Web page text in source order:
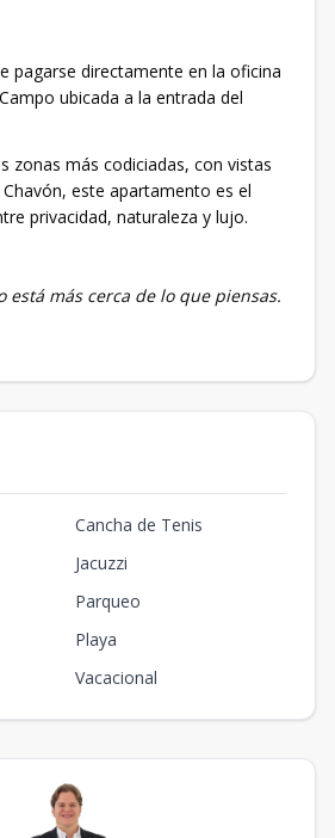
pagarse directamente en la oficina
ubicada a la entrada del
zonas más codiciadas, con vistas
este apartamento es el
privacidad, naturaleza y lujo.
está más cerca de lo que piensas.
Cancha de Tenis
Jacuzzi
Parqueo
Playa
Vacacional